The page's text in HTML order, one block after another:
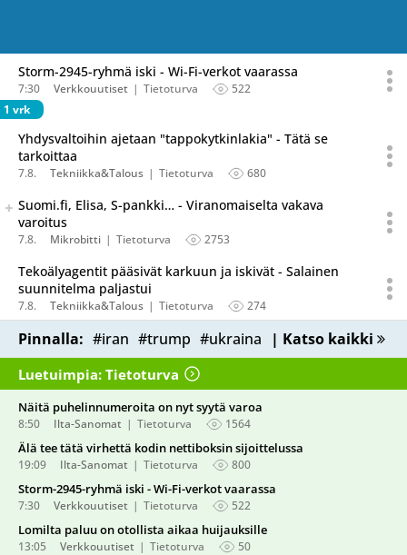
Storm-2945-ryhmä iski - Wi-Fi-verkot vaarassa
7:30 Verkkouutiset Tietoturva
522
1 vrk
Yhdysvaltoihin ajetaan "tappokytkinlakia" - Tätä se
tarkoittaa
7.8. Tekniikka&Talous Tietoturva 680
Seuraava uutinen on julkaistu useassa eri lähteessä.
Listaa uutisen kaikki versiot
Suomi.fi, Elisa, S-pankki… - Viranomaiselta vakava
varoitus
7.8. Mikrobitti Tietoturva 2753
Tekoälyagentit pääsivät karkuun ja iskivät - Salainen
suunnitelma paljastui
7.8. Tekniikka&Talous Tietoturva 274
Pinnalla: #iran #trump #ukraina | Katso kaikki
Luetuimpia: Tietoturva
Näitä puhelinnumeroita on nyt syytä varoa
8:50 Ilta-Sanomat Tietoturva 1564
Älä tee tätä virhettä kodin nettiboksin sijoittelussa
19:09 Ilta-Sanomat Tietoturva 800
Storm-2945-ryhmä iski - Wi-Fi-verkot vaarassa
7:30 Verkkouutiset Tietoturva 522
Lomilta paluu on otollista aikaa huijauksille
13:05 Verkkouutiset Tietoturva 50